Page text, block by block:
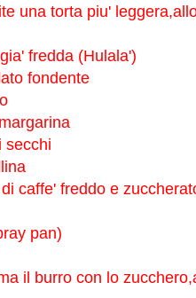
una torta piu'
fredda (Hulala')
fondente
secchi
caffe' freddo e
pan)
il burro con lo